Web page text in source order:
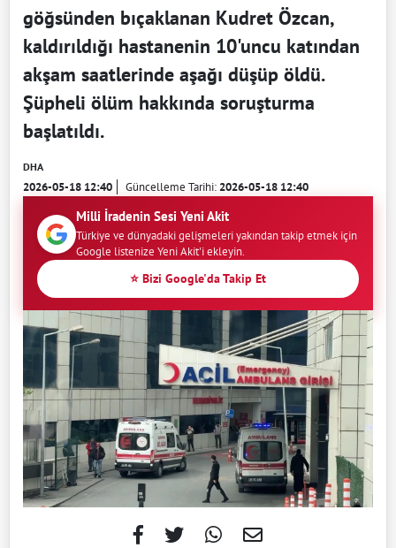
göğsünden bıçaklanan Kudret Özcan,
kaldırıldığı hastanenin 10'uncu katından
akşam saatlerinde aşağı düşüp öldü.
Şüpheli ölüm hakkında soruşturma
başlatıldı.
DHA
2026-05-18 12:40 Güncelleme Tarihi:2026-05-18 12:40
Milli İradenin Sesi Yeni Akit
Türkiye ve dünyadaki gelişmeleri yakından takip etmek için
Google listenize Yeni Akit'i ekleyin.
⭐ Bizi Google'da Takip Et